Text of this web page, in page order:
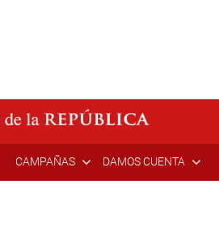
CAMPAÑAS DAMOS CUENTA